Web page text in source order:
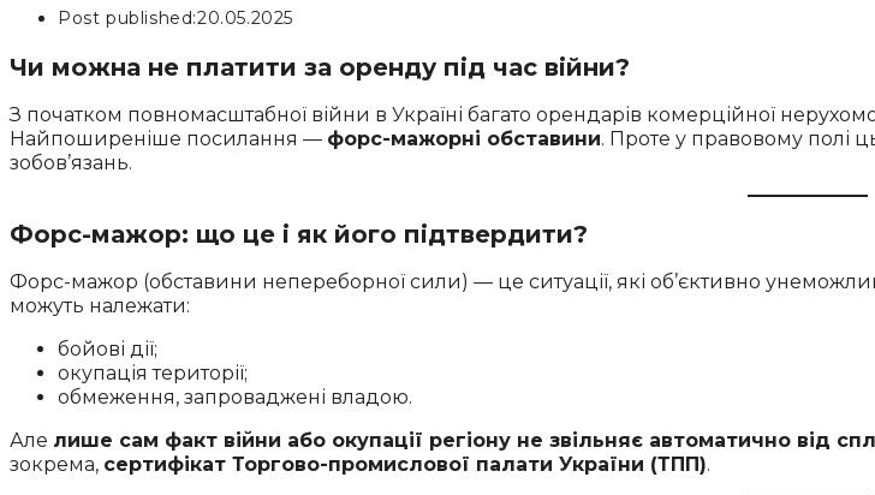
Post published:20.05.2025
Чи можна не платити за оренду під час війни?
З початком повномасштабної війни в Україні багато орендарів комерційної
Найпоширеніше посилання — форс-мажорні обставини. Проте у правовому полі
зобов’язань.
Форс-мажор: що це і як його підтвердити?
Форс-мажор (обставини непереборної сили) — це ситуації, які об’єктивно
можуть належати:
бойові дії;
окупація території;
обмеження, запроваджені владою.
Але лише сам факт війни або окупації регіону не звільняє автоматично від
зокрема, сертифікат Торгово-промислової палати України (ТПП).